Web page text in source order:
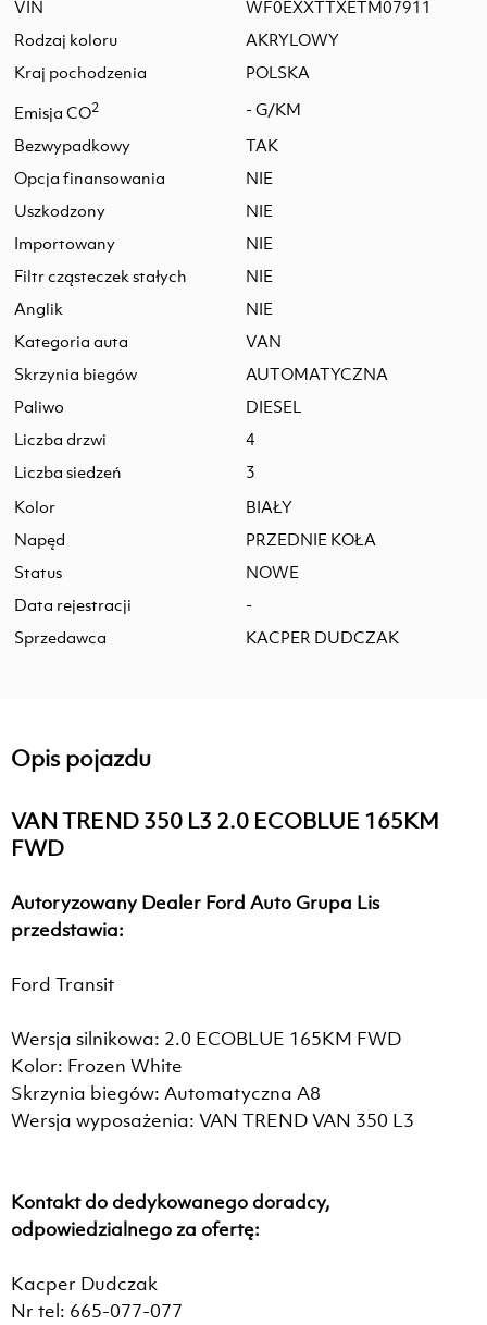
VIN
WF0EXXTTXETM07911
Rodzaj koloru
AKRYLOWY
Kraj pochodzenia
POLSKA
Emisja CO2
- G/KM
Bezwypadkowy
TAK
Opcja finansowania
NIE
Uszkodzony
NIE
Importowany
NIE
Filtr cząsteczek stałych
NIE
Anglik
NIE
Kategoria auta
VAN
Skrzynia biegów
AUTOMATYCZNA
Paliwo
DIESEL
Liczba drzwi
4
Liczba siedzeń
3
Kolor
BIAŁY
Napęd
PRZEDNIE KOŁA
Status
NOWE
Data rejestracji
-
Sprzedawca
KACPER DUDCZAK
Opis pojazdu
VAN TREND 350 L3 2.0 ECOBLUE 165KM
FWD
Autoryzowany Dealer Ford Auto Grupa Lis
przedstawia:
Ford Transit
Wersja silnikowa: 2.0 ECOBLUE 165KM FWD
Kolor: Frozen White
Skrzynia biegów: Automatyczna A8
Wersja wyposażenia: VAN TREND VAN 350 L3
Kontakt do dedykowanego doradcy,
odpowiedzialnego za ofertę:
Kacper Dudczak
Nr tel: 665-077-077